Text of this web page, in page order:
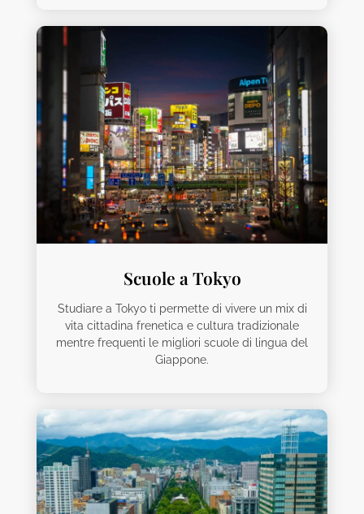
Scuole a Tokyo
Studiare a Tokyo ti permette di vivere un mix di
vita cittadina frenetica e cultura tradizionale
mentre frequenti le migliori scuole di lingua del
Giappone.